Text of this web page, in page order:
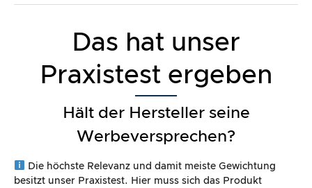
Das hat unser
Praxistest ergeben
Hält der Hersteller seine
Werbeversprechen?
Die höchste Relevanz und damit meiste Gewichtung
besitzt unser Praxistest. Hier muss sich das Produkt